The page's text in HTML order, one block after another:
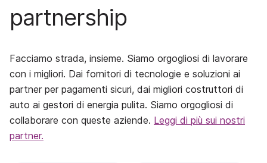
partnership
Facciamo strada, insieme. Siamo orgogliosi di lavorare
con i migliori. Dai fornitori di tecnologie e soluzioni ai
partner per pagamenti sicuri, dai migliori costruttori di
auto ai gestori di energia pulita. Siamo orgogliosi di
collaborare con queste aziende. Leggi di più sui nostri
partner.